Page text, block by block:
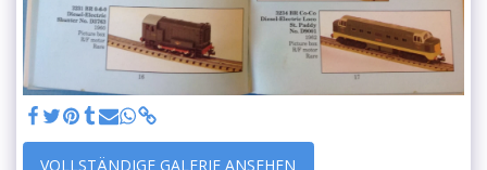
VOLLSTÄNDIGE GALERIE ANSEHEN